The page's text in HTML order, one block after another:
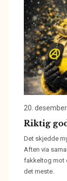
20.
Riktig
Det skjedde
Aften via
fakkeltog mot
det meste.